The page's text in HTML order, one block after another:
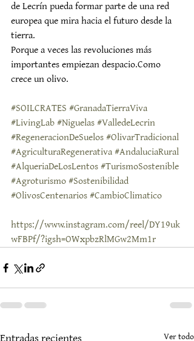
de Lecrín pueda formar parte de una red
europea que mira hacia el futuro desde la
tierra.
Porque a veces las revoluciones más
importantes empiezan despacio.Como
crece un olivo.
#SOILCRATES #GranadaTierraViva
#LivingLab #Niguelas #ValledeLecrin
#RegeneracionDeSuelos #OlivarTradicional
#AgriculturaRegenerativa #AndaluciaRural
#AlqueriaDeLosLentos #TurismoSostenible
#Agroturismo #Sostenibilidad
#OlivosCentenarios #CambioClimatico
https://www.instagram.com/reel/DY19uk
wFBPf/?igsh=OWxpbzRlMGw2Mm1r
Entradas recientes Ver todo